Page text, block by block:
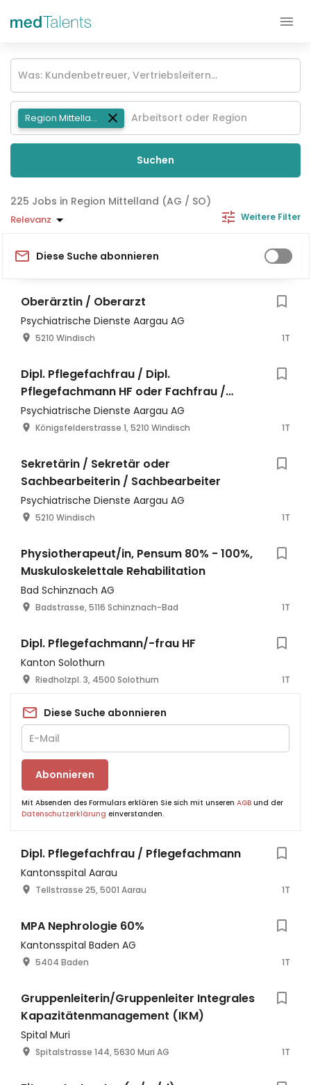
Region Mittelland (AG / SO)
Suchen
Jobs in Region Mittelland (AG / SO)
Relevanz Weitere Filter
Diese Suche abonnieren
Oberärztin / Oberarzt
Psychiatrische Dienste Aargau AG
5210 Windisch 1T
Dipl. Pflegefachfrau / Dipl.
Pflegefachmann HF oder Fachfrau /
Fachmann Gesundheit EFZ für den Aufwa
Psychiatrische Dienste Aargau AG
Königsfelderstrasse 1, 5210 Windisch 1T
Sekretärin / Sekretär oder
Sachbearbeiterin / Sachbearbeiter
Psychiatrische Dienste Aargau AG
5210 Windisch 1T
Physiotherapeut/in, Pensum 80% - 100%,
Muskuloskelettale Rehabilitation
Bad Schinznach AG
Badstrasse, 5116 Schinznach-Bad 1T
Dipl. Pflegefachmann/-frau HF
Kanton Solothurn
Riedholzpl. 3, 4500 Solothurn 1T
Diese Suche abonnieren
Abonnieren
Mit Absenden des Formulars erklären Sie sich mit unseren AGB und der
Datenschutzerklärung einverstanden.
Dipl. Pflegefachfrau / Pflegefachmann
Kantonsspital Aarau
Tellstrasse 25, 5001 Aarau 1T
MPA Nephrologie 60%
Kantonsspital Baden AG
5404 Baden 1T
Gruppenleiterin/Gruppenleiter Integrales
Kapazitätenmanagement (IKM)
Spital Muri
Spitalstrasse 144, 5630 Muri AG 1T